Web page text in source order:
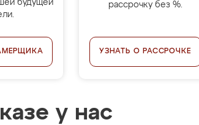
будущей
рассрочку без %.
УЗНАТЬ О РАССРОЧКЕ
у нас